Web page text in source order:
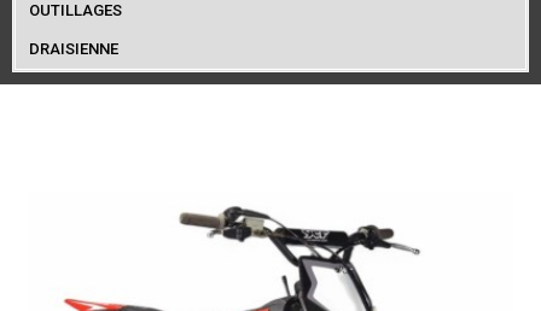
OUTILLAGES
DRAISIENNE